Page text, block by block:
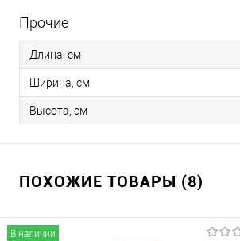
Прочие
Длина, см
Ширина, см
Высота, см
ПОХОЖИЕ ТОВАРЫ (8)
В наличии